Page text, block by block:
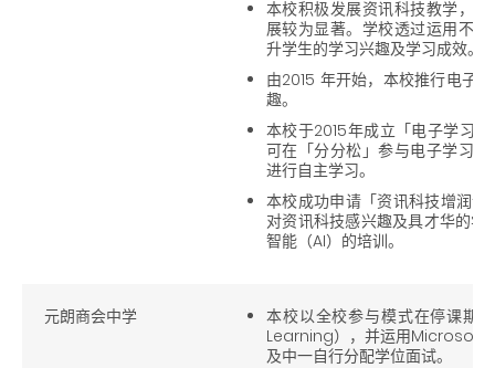
本校积极发展资讯科技教学，
展较为显著。学校透过运用不
升学生的学习兴趣及学习成效。
由2015 年开始，本校推行电子
趣。
本校于2015年成立「电子学习
可在「分分松」参与电子学习
进行自主学习。
本校成功申请「资讯科技增润
对资讯科技感兴趣及具才华的学
智能（AI）的培训。
元朗商会中学
本校以全校参与模式在停课期
Learning），并运用Microsoft
及中一自行分配学位面试。